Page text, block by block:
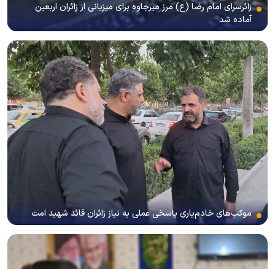
زائرسرای امام رضا (ع) مرز میرجاوه برای میزبانی از زائران اربعین
آماده شد
موکب‌های خادم‌یاری پاسخی عملی به نیاز زائران قائد شهید امت